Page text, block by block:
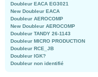
Doubleur EACA EG3021
New Doubleur EACA
Doubleur AEROCOMP
New Doubleur AEROCOMP
Doubleur TANDY 26-1143
Doubleur MICRO PRODUCTION
Doubleur RCE_JB
Doubleur IGK?
Doubleur non identifié